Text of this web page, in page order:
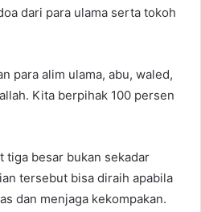
dari para ulama serta tokoh
para alim ulama, abu, waled,
Kita berpihak 100 persen
tiga besar bukan sekadar
tersebut bisa diraih apabila
dan menjaga kekompakan.